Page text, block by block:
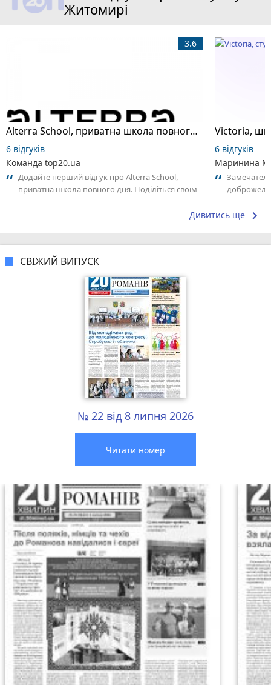
Житомирі
Alterra School, приватна школа повного дня
3.6
6 відгуків
Команда top20.ua
Додайте перший відгук про Alterra School,
приватна школа повного дня. Поділіться своїм
6 відгуків
Маринина
Дивитись ще keyboard_arrow_right
СВІЖИЙ ВИПУСК
№ 22 від 8 липня 2026
Читати номер